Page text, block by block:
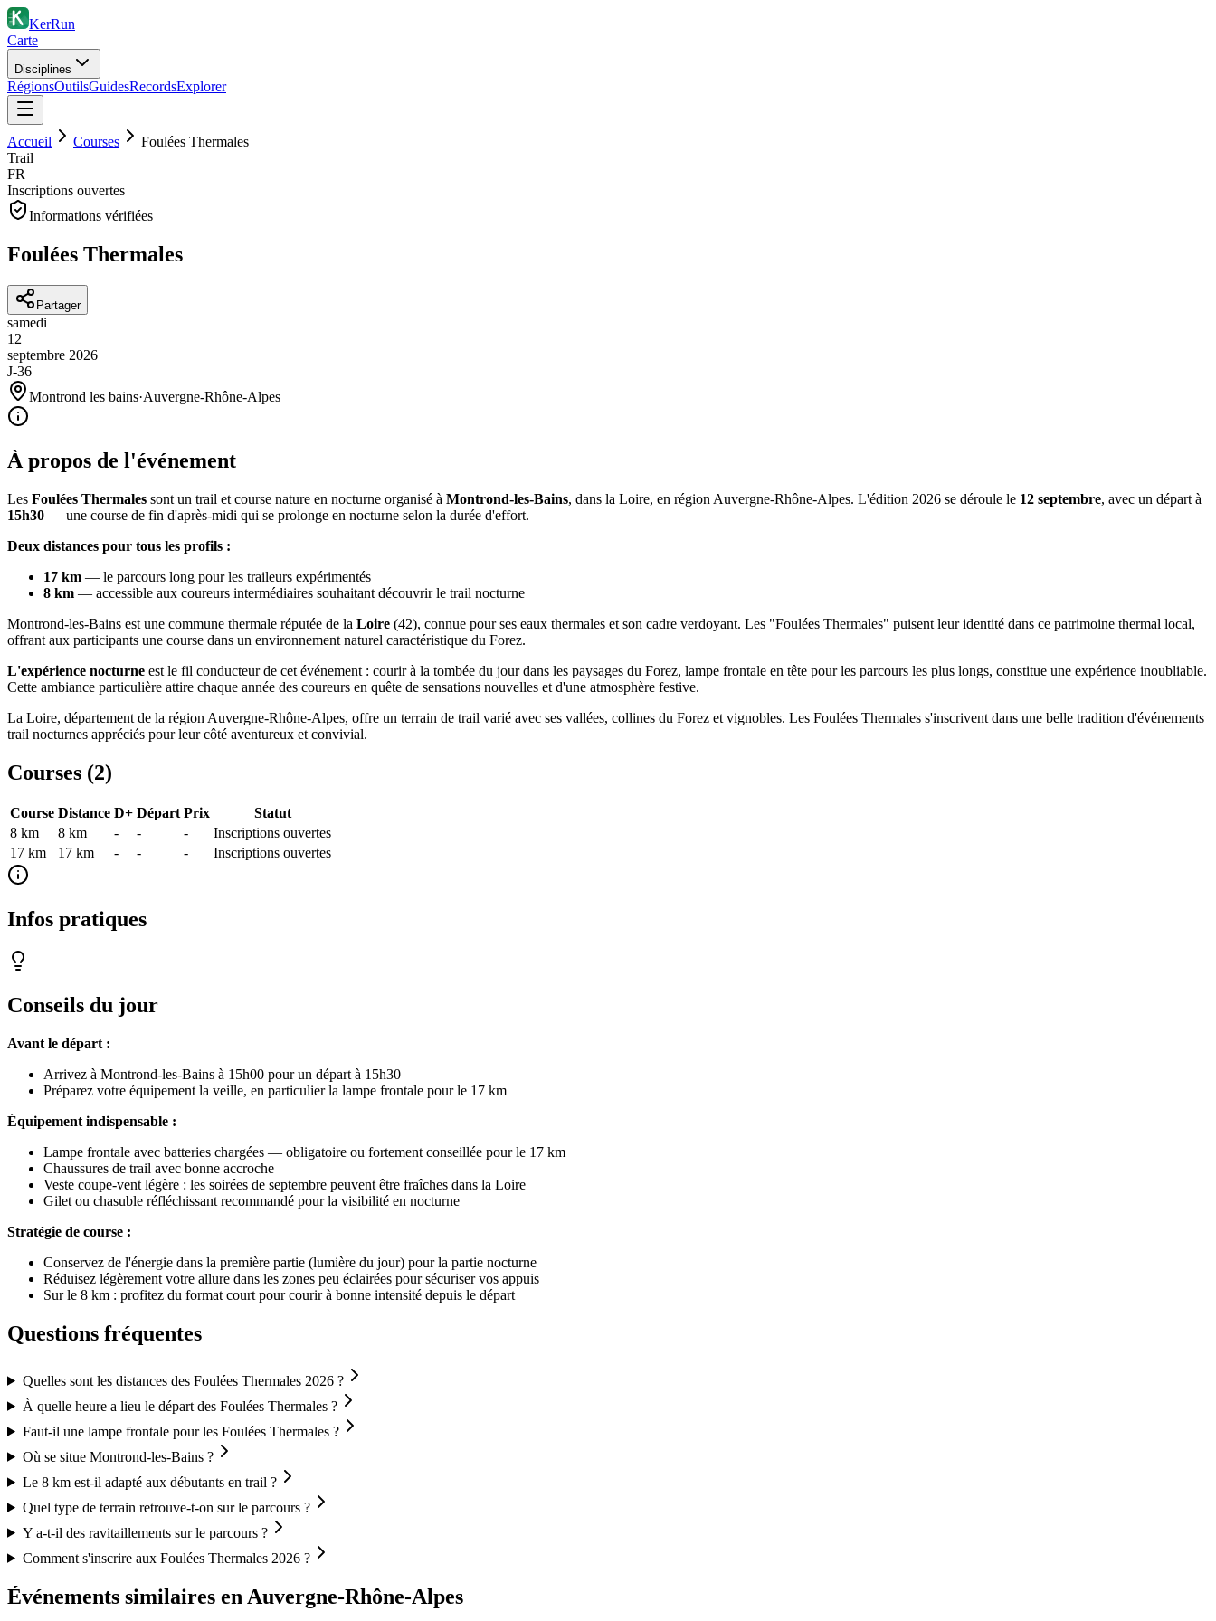
KerRun
Carte
Disciplines
RégionsOutilsGuidesRecordsExplorer
Accueil Courses
Foulées Thermales
Trail
FR
Inscriptions ouvertes
Informations vérifiées
Foulées Thermales
Partager
samedi
12
septembre 2026
J-36
Montrond les bains·Auvergne-Rhône-Alpes
À propos de l'événement
Les Foulées Thermales sont un trail et course nature en nocturne organisé à Montrond-les-Bains, dans la Loire, en région Auvergne-Rhône-Alpes. L'édition 2026 se déroule le 12 septembre, avec un départ à
15h30 — une course de fin d'après-midi qui se prolonge en nocturne selon la durée d'effort.
Deux distances pour tous les profils :
17 km — le parcours long pour les traileurs expérimentés
8 km — accessible aux coureurs intermédiaires souhaitant découvrir le trail nocturne
Montrond-les-Bains est une commune thermale réputée de la Loire (42), connue pour ses eaux thermales et son cadre verdoyant. Les "Foulées Thermales" puisent leur identité dans ce patrimoine thermal local,
offrant aux participants une course dans un environnement naturel caractéristique du Forez.
L'expérience nocturne est le fil conducteur de cet événement : courir à la tombée du jour dans les paysages du Forez, lampe frontale en tête pour les parcours les plus longs, constitue une expérience inoubliable.
Cette ambiance particulière attire chaque année des coureurs en quête de sensations nouvelles et d'une atmosphère festive.
La Loire, département de la région Auvergne-Rhône-Alpes, offre un terrain de trail varié avec ses vallées, collines du Forez et vignobles. Les Foulées Thermales s'inscrivent dans une belle tradition d'événements
trail nocturnes appréciés pour leur côté aventureux et convivial.
Courses (2)
Course Distance D+ Départ Prix
Statut
8 km
8 km - - -
Inscriptions ouvertes
17 km
17 km - - - Inscriptions ouvertes
Infos pratiques
Conseils du jour
Avant le départ :
Arrivez à Montrond-les-Bains à 15h00 pour un départ à 15h30
Préparez votre équipement la veille, en particulier la lampe frontale pour le 17 km
Équipement indispensable :
Lampe frontale avec batteries chargées — obligatoire ou fortement conseillée pour le 17 km
Chaussures de trail avec bonne accroche
Veste coupe-vent légère : les soirées de septembre peuvent être fraîches dans la Loire
Gilet ou chasuble réfléchissant recommandé pour la visibilité en nocturne
Stratégie de course :
Conservez de l'énergie dans la première partie (lumière du jour) pour la partie nocturne
Réduisez légèrement votre allure dans les zones peu éclairées pour sécuriser vos appuis
Sur le 8 km : profitez du format court pour courir à bonne intensité depuis le départ
Questions fréquentes
Quelles sont les distances des Foulées Thermales 2026 ?
À quelle heure a lieu le départ des Foulées Thermales ?
Faut-il une lampe frontale pour les Foulées Thermales ?
Où se situe Montrond-les-Bains ?
Le 8 km est-il adapté aux débutants en trail ?
Quel type de terrain retrouve-t-on sur le parcours ?
Y a-t-il des ravitaillements sur le parcours ?
Comment s'inscrire aux Foulées Thermales 2026 ?
Événements similaires en Auvergne-Rhône-Alpes